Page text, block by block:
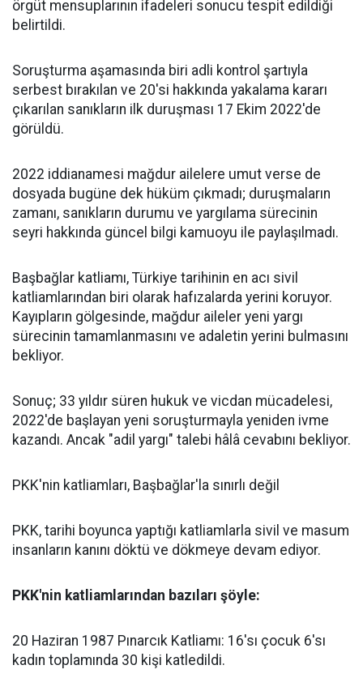
örgüt mensuplarının ifadeleri sonucu tespit edildiği
belirtildi.
Soruşturma aşamasında biri adli kontrol şartıyla
serbest bırakılan ve 20'si hakkında yakalama kararı
çıkarılan sanıkların ilk duruşması 17 Ekim 2022'de
görüldü.
2022 iddianamesi mağdur ailelere umut verse de
dosyada bugüne dek hüküm çıkmadı; duruşmaların
zamanı, sanıkların durumu ve yargılama sürecinin
seyri hakkında güncel bilgi kamuoyu ile paylaşılmadı.
Başbağlar katliamı, Türkiye tarihinin en acı sivil
katliamlarından biri olarak hafızalarda yerini koruyor.
Kayıpların gölgesinde, mağdur aileler yeni yargı
sürecinin tamamlanmasını ve adaletin yerini bulmasını
bekliyor.
Sonuç; 33 yıldır süren hukuk ve vicdan mücadelesi,
2022'de başlayan yeni soruşturmayla yeniden ivme
kazandı. Ancak "adil yargı" talebi hâlâ cevabını bekliyor.
PKK'nin katliamları, Başbağlar'la sınırlı değil
PKK, tarihi boyunca yaptığı katliamlarla sivil ve masum
insanların kanını döktü ve dökmeye devam ediyor.
PKK'nin katliamlarından bazıları şöyle:
20 Haziran 1987 Pınarcık Katliamı: 16'sı çocuk 6'sı
kadın toplamında 30 kişi katledildi.